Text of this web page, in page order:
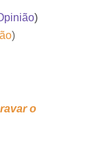
)
)
o